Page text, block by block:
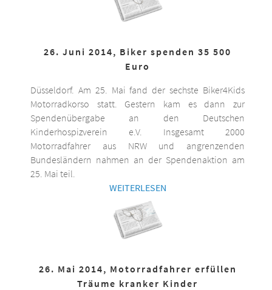
26. Juni 2014, Biker spenden 35 500
Euro
Düsseldorf. Am 25. Mai fand der sechste Biker4Kids
Motorradkorso statt. Gestern kam es dann zur
Spendenübergabe an den Deutschen
Kinderhospizverein e.V. Insgesamt 2000
Motorradfahrer aus NRW und angrenzenden
Bundesländern nahmen an der Spendenaktion am
25. Mai teil.
WEITERLESEN
26. Mai 2014, Motorradfahrer erfüllen
Träume kranker Kinder